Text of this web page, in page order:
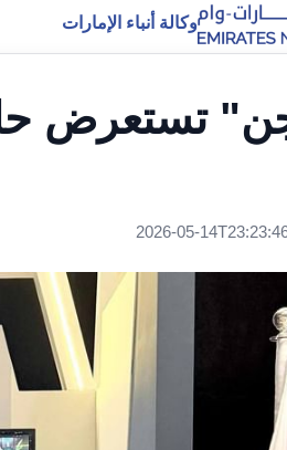
وكالة أنباء الإمارات
تستعرض
2026-05-